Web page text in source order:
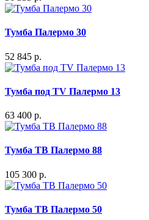
Тумба Палермо 30
52 845 р.
Тумба под TV Палермо 13
63 400 р.
Тумба ТВ Палермо 88
105 300 р.
Тумба ТВ Палермо 50